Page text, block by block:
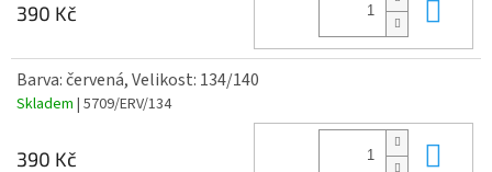
390 Kč
Barva: červená, Velikost: 134/140
Skladem | 5709/ERV/134
390 Kč